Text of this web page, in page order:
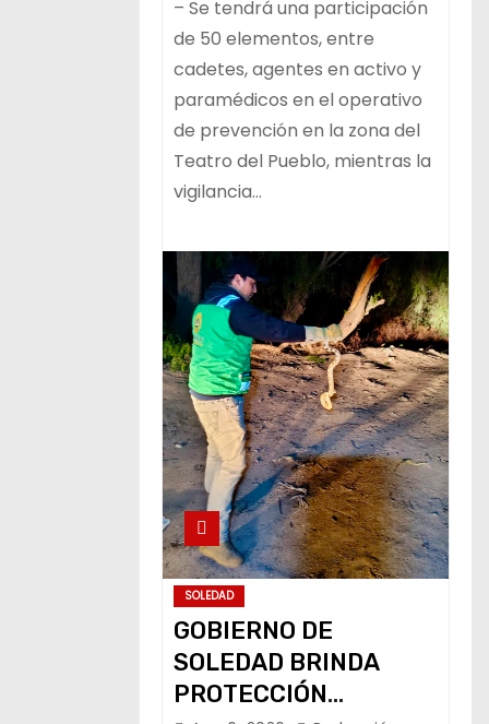
PAZ DURANTE LA
FENAPO
– Se tendrá una participación
de 50 elementos, entre
cadetes, agentes en activo y
paramédicos en el operativo
de prevención en la zona del
Teatro del Pueblo, mientras la
vigilancia…
SOLEDAD
GOBIERNO DE
SOLEDAD BRINDA
PROTECCIÓN